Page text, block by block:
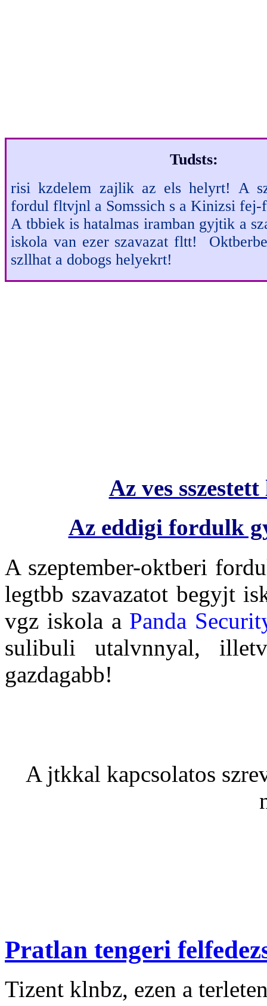
Tudsts:
risi kzdelem zajlik az els helyrt! A
fordul fltvjnl a Somssich s a Kinizsi fej-
A tbbiek is hatalmas iramban gyjtik a
iskola van ezer szavazat fltt!
szllhat a dobogs helyekrt!
Az ves
Az eddigi fordulk
A szeptember-oktberi
legtbb szavazatot begyjt
vgz iskola a Panda
sulibuli utalvnnyal,
gazdagabb!
A jtkkal kapcsolatos
Pratlan tengeri
Tizent klnbz, ezen a